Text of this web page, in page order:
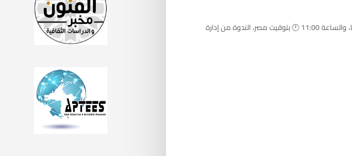
نقدم لحضراتكم يوم السبت الموافق 10/04/2021، على الساعة 11:00 🕚 بتوقيت فرنسا، والساعة 11:00 🕛 بتوقيت مصر، الندوة من إدارة